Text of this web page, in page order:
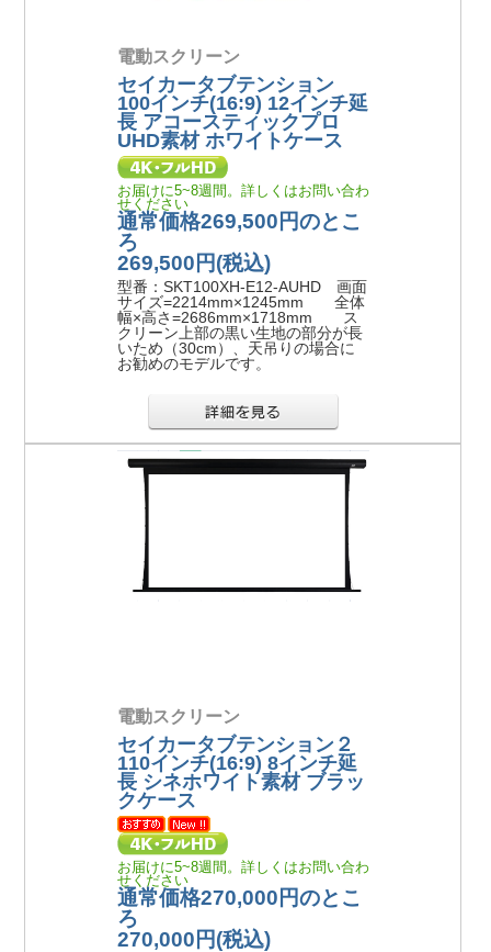
電動スクリーン
セイカータブテンション
100インチ(16:9) 12インチ延
長 アコースティックプロ
UHD素材 ホワイトケース
お届けに5~8週間。詳しくはお問い合わ
せください
通常価格269,500円のとこ
ろ
269,500円(税込)
型番：SKT100XH-E12-AUHD 画面
サイズ=2214mm×1245mm 全体
幅×高さ=2686mm×1718mm ス
クリーン上部の黒い生地の部分が長
いため（30cm）、天吊りの場合に
お勧めのモデルです。
電動スクリーン
セイカータブテンション２
110インチ(16:9) 8インチ延
長 シネホワイト素材 ブラッ
クケース
お届けに5~8週間。詳しくはお問い合わ
せください
通常価格270,000円のとこ
ろ
270,000円(税込)